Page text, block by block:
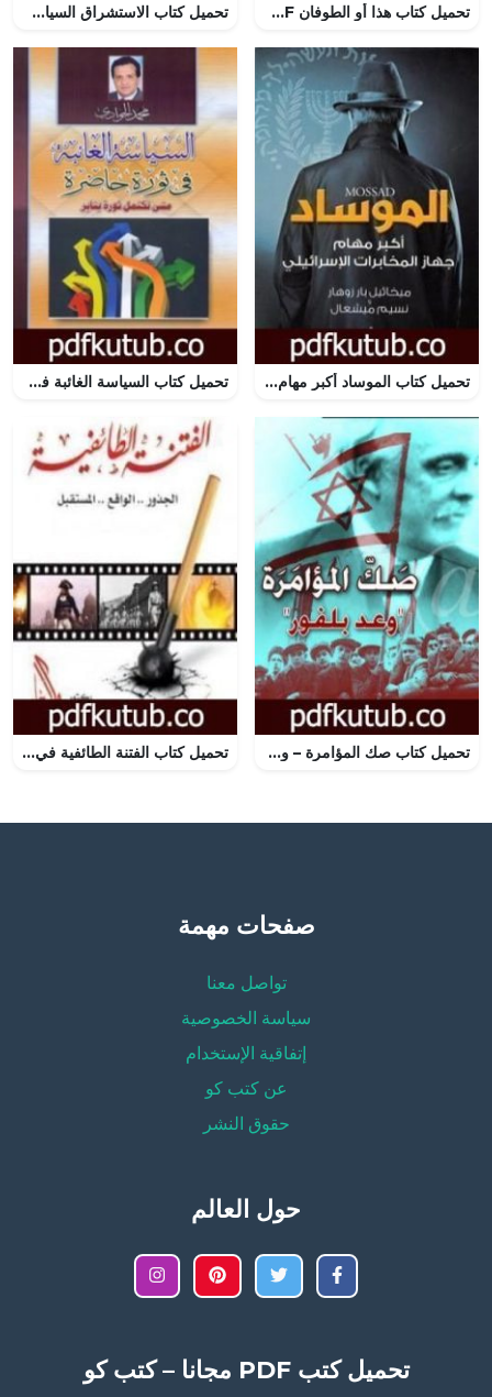
تحميل كتاب هذا أو الطوفان PDF تأليف خالد محمد خالد مجانا [كامل] تحميل كتاب الاستشراق السياسي وصناعة الكراهية بين الشرق والغرب PDF تأليف علي بن إبراهيم النملة مجانا [كامل]
تحميل كتاب الموساد أكبر مهام جهاز المخابرات الإسرائيلي PDF تأليف ميخائيل بار زوهار و نسيم ميشعال مجانا [كامل] تحميل كتاب السياسة الغائبة في ثورة حاضرة – متى تكتمل ثورة يناير PDF تأليف محمد الجوادي مجانا [كامل]
تحميل كتاب صك المؤامرة – وعد بلفور – نسخة أخرى PDF تأليف صلاح عيسى مجانا [كامل] تحميل كتاب الفتنة الطائفية في مصر.. الجذور.. الواقع.. المستقبل PDF تأليف راغب السرجاني مجانا [كامل]
صفحات مهمة
تواصل معنا
سياسة الخصوصية
إتفاقية الإستخدام
عن كتب كو
حقوق النشر
حول العالم
تحميل كتب PDF مجانا – كتب كو